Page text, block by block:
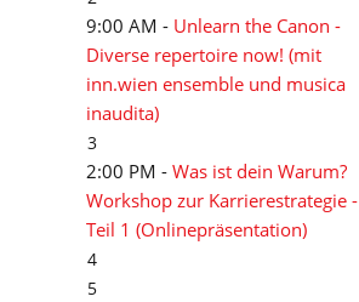
9:00 AM - Unlearn the Canon -
Diverse repertoire now! (mit
inn.wien ensemble und musica
inaudita)
3
2:00 PM - Was ist dein Warum?
Workshop zur Karrierestrategie -
Teil 1 (Onlinepräsentation)
4
5